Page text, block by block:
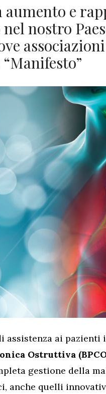
aumento e
nostro
assistenza ai
Ostruttiva
gestione della
anche quelli